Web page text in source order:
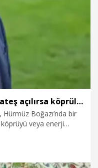
Trump: Hürmüz Boğazı'nda ateş açılırsa köprüleri ve santralleri vuracağız
Boğazı’nda bir
veya enerji